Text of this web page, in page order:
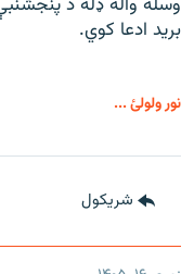
وسله واله ډله د
برید ادعا کوي.
نور ولولئ ...
شريکول